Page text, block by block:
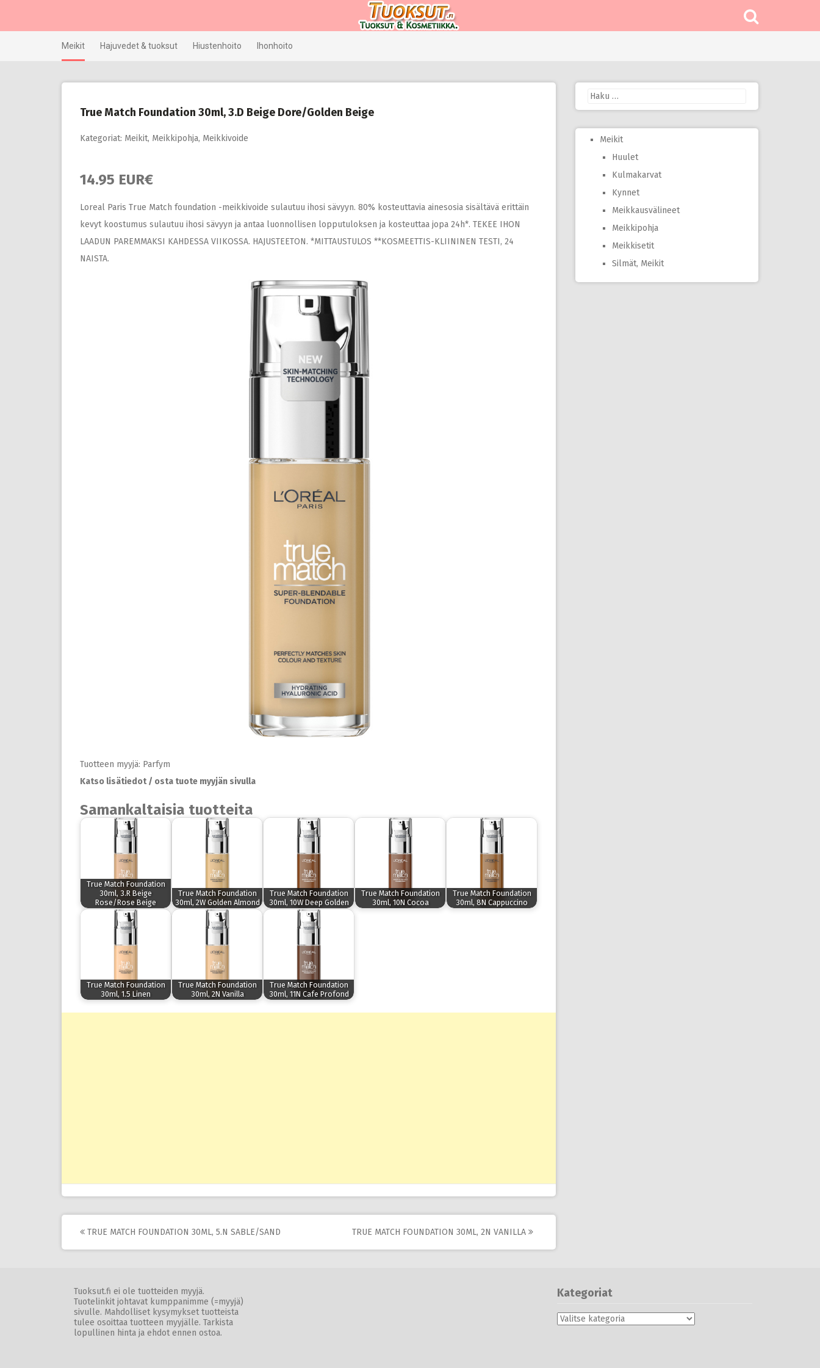
Meikit Hajuvedet & tuoksut Hiustenhoito Ihonhoito
True Match Foundation 30ml, 3.D Beige Dore/Golden Beige
Kategoriat: Meikit, Meikkipohja, Meikkivoide
14.95 EUR€
Loreal Paris True Match foundation -meikkivoide sulautuu ihosi sävyyn. 80% kosteuttavia ainesosia sisältävä erittäin
kevyt koostumus sulautuu ihosi sävyyn ja antaa luonnollisen lopputuloksen ja kosteuttaa jopa 24h*. TEKEE IHON
LAADUN PAREMMAKSI KAHDESSA VIIKOSSA. HAJUSTEETON. *MITTAUSTULOS **KOSMEETTIS-KLIININEN TESTI, 24
NAISTA.
Tuotteen myyjä: Parfym
Katso lisätiedot / osta tuote myyjän sivulla
Samankaltaisia tuotteita
True Match Foundation
30ml, 3.R Beige
Rose/Rose Beige
True Match Foundation
30ml, 2W Golden Almond
True Match Foundation
30ml, 10W Deep Golden
True Match Foundation
30ml, 10N Cocoa
True Match Foundation
30ml, 8N Cappuccino
True Match Foundation
30ml, 1.5 Linen
True Match Foundation
30ml, 2N Vanilla
True Match Foundation
30ml, 11N Cafe Profond
Post
navigation
TRUE MATCH FOUNDATION 30ML, 5.N SABLE/SAND TRUE MATCH FOUNDATION 30ML, 2N VANILLA
Haku:
Meikit
Huulet
Kulmakarvat
Kynnet
Meikkausvälineet
Meikkipohja
Meikkisetit
Silmät, Meikit
Tuoksut.fi ei ole tuotteiden myyjä.
Tuotelinkit johtavat kumppanimme (=myyjä)
sivulle. Mahdolliset kysymykset tuotteista
tulee osoittaa tuotteen myyjälle. Tarkista
lopullinen hinta ja ehdot ennen ostoa.
Kategoriat
Kategoriat